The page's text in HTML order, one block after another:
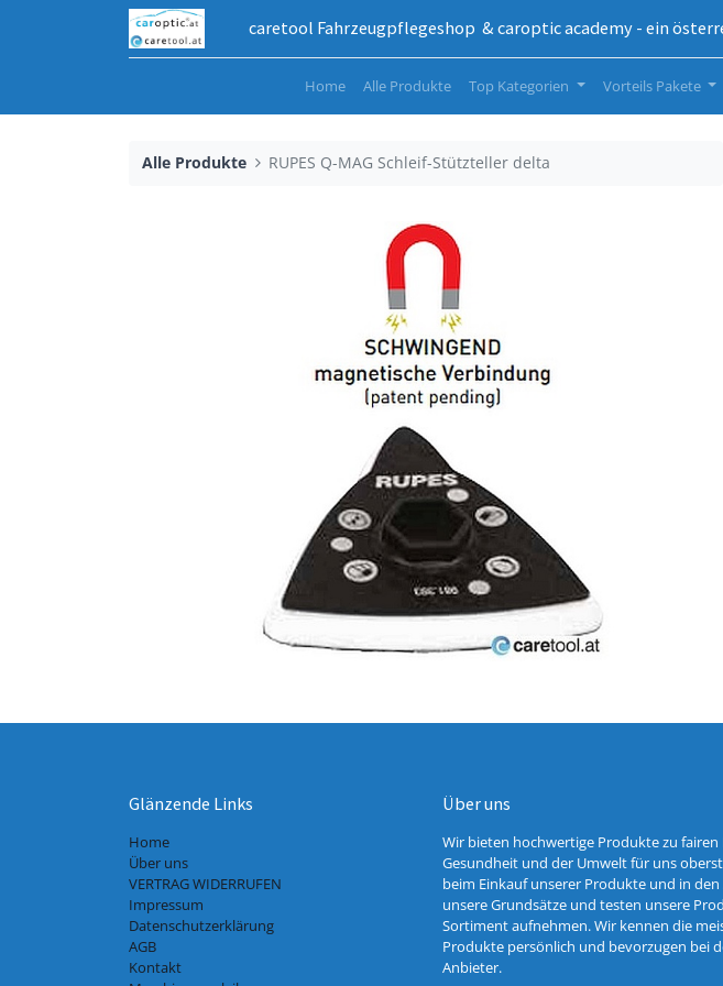
caretool Fahrzeugpflegeshop & caroptic academy - ein
Home Alle Produkte Top Kategorien Vorteils Pakete
Alle Produkte RUPES Q-MAG Schleif-Stützteller delta
Glänzende Links
Home
Über uns
VERTRAG WIDERRUFEN
Impressum
Datenschutzerklärung
AGB
Kontakt
Über uns
Wir bieten hochwertige Produkte zu fairen
Gesundheit und der Umwelt für uns
beim Einkauf unserer Produkte und in
unsere Grundsätze und testen unsere
Sortiment aufnehmen. Wir kennen die
Produkte persönlich und bevorzugen bei
Anbieter.